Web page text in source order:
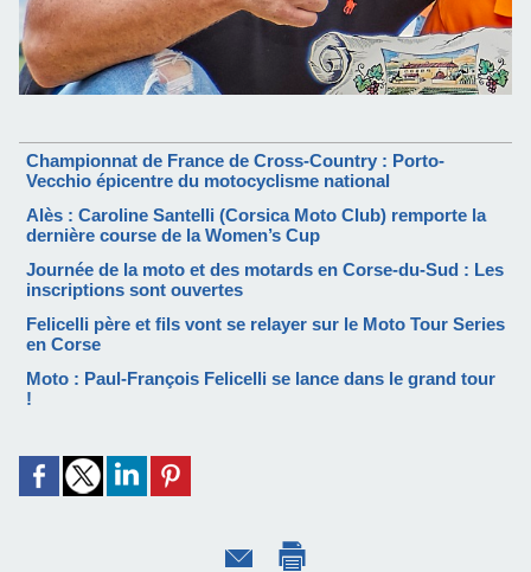
Championnat de France de Cross-Country : Porto-
Vecchio épicentre du motocyclisme national
Alès : Caroline Santelli (Corsica Moto Club) remporte la
dernière course de la Women’s Cup
Journée de la moto et des motards en Corse-du-Sud : Les
inscriptions sont ouvertes
Felicelli père et fils vont se relayer sur le Moto Tour Series
en Corse
Moto : Paul-François Felicelli se lance dans le grand tour
!